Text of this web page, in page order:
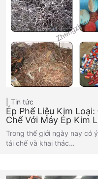
Tin tức
Ép Phế Liệu Kim
Chế Với Máy Ép Kim
Trong thế giới ngày nay có
tái chế và khai thác…